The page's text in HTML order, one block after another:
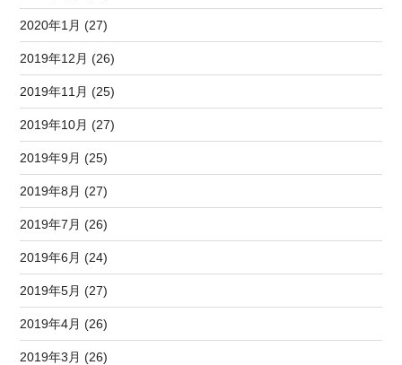
2020年1月 (27)
2019年12月 (26)
2019年11月 (25)
2019年10月 (27)
2019年9月 (25)
2019年8月 (27)
2019年7月 (26)
2019年6月 (24)
2019年5月 (27)
2019年4月 (26)
2019年3月 (26)